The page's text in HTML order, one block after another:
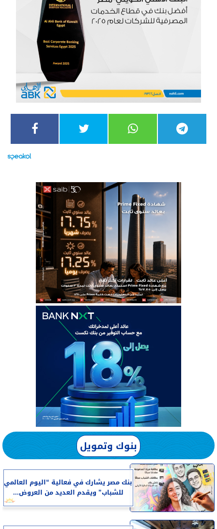
بنوك وتمويل
بنك مصر يشارك في فعالية “اليوم العالمي
للشباب” ويقدم العديد من العروض...